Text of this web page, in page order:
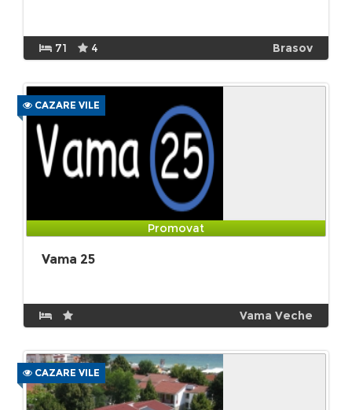
71 4 Brasov
CAZARE VILE
Promovat
Vama 25
Vama Veche
CAZARE VILE